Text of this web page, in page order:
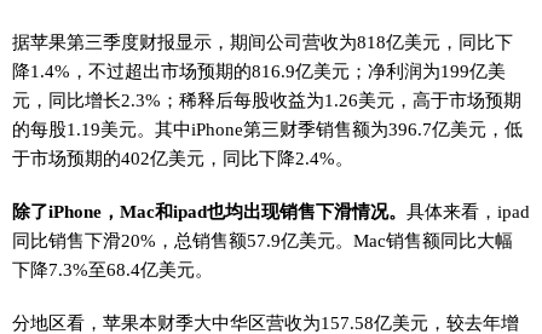
据苹果第三季度财报显示，期间公司营收为818亿美元，同比下
降1.4%，不过超出市场预期的816.9亿美元；净利润为199亿美
元，同比增长2.3%；稀释后每股收益为1.26美元，高于市场预期
的每股1.19美元。其中iPhone第三财季销售额为396.7亿美元，低
于市场预期的402亿美元，同比下降2.4%。
除了iPhone，Mac和ipad也均出现销售下滑情况。 具体来看，ipad
同比销售下滑20%，总销售额57.9亿美元。Mac销售额同比大幅
下降7.3%至68.4亿美元。
分地区看，苹果本财季大中华区营收为157.58亿美元，较去年增